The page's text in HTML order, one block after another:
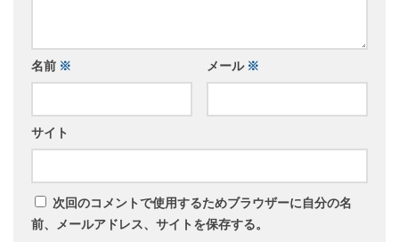
名前 ※ メール ※
サイト
次回のコメントで使用するためブラウザーに自分の名
前、メールアドレス、サイトを保存する。